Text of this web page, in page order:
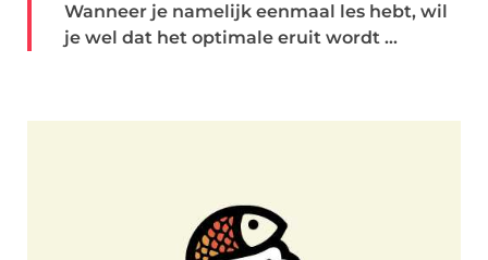
Wanneer je namelijk eenmaal les hebt, wil
je wel dat het optimale eruit wordt ...